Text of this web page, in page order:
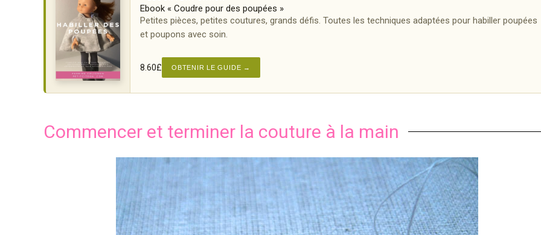
Ebook « Coudre pour des poupées »
Petites pièces, petites coutures, grands défis. Toutes les techniques adaptées pour habiller poupées
et poupons avec soin.
8.60£ OBTENIR LE GUIDE →
Commencer et terminer la couture à la main